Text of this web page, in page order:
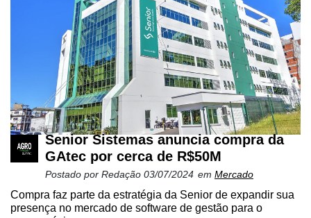
Agricultura
Precisão
Automação
Conectividade
Senior Sistemas anuncia compra da
GAtec por cerca de R$50M
Postado por Redação 03/07/2024 em Mercado
Compra faz parte da estratégia da Senior de expandir sua
presença no mercado de software de gestão para o